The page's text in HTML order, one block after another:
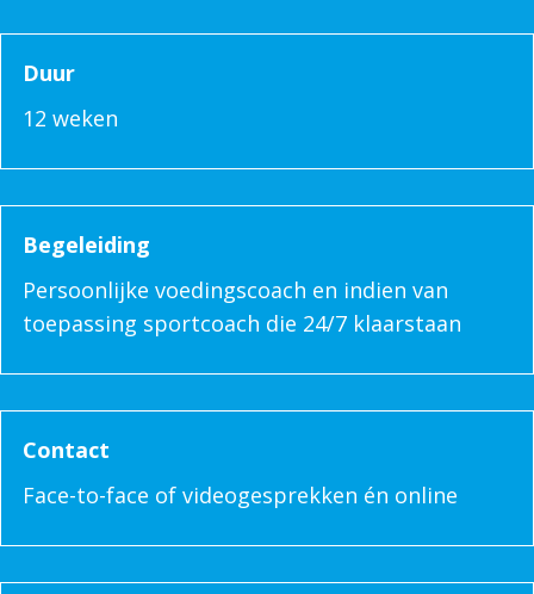
Duur
12 weken
Begeleiding
Persoonlijke voedingscoach en indien van
toepassing sportcoach die 24/7 klaarstaan
Contact
Face-to-face of videogesprekken én online